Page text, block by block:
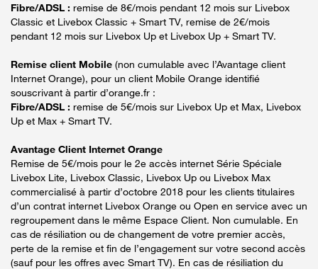
Fibre/ADSL : remise de 8€/mois pendant 12 mois sur Livebox
Classic et Livebox Classic + Smart TV, remise de 2€/mois
pendant 12 mois sur Livebox Up et Livebox Up + Smart TV.
Remise client Mobile (non cumulable avec l’Avantage client
Internet Orange), pour un client Mobile Orange identifié
souscrivant à partir d’orange.fr :
Fibre/ADSL : remise de 5€/mois sur Livebox Up et Max, Livebox
Up et Max + Smart TV.
Avantage Client Internet Orange
Remise de 5€/mois pour le 2e accès internet Série Spéciale
Livebox Lite, Livebox Classic, Livebox Up ou Livebox Max
commercialisé à partir d’octobre 2018 pour les clients titulaires
d’un contrat internet Livebox Orange ou Open en service avec un
regroupement dans le même Espace Client. Non cumulable. En
cas de résiliation ou de changement de votre premier accès,
perte de la remise et fin de l’engagement sur votre second accès
(sauf pour les offres avec Smart TV). En cas de résiliation du